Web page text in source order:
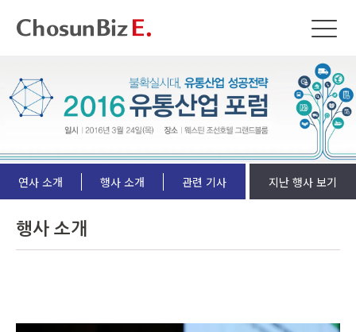
연사 소개 행사 소개 관련 기사 지난 행사 보기
행사 소개